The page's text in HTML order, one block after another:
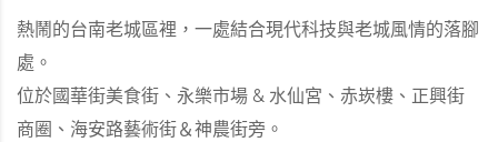
熱鬧的台南老城區裡，一處結合現代科技與老城風情的落腳
處。
位於國華街美食街、永樂市場 & 水仙宮、赤崁樓、正興街
商圈、海安路藝術街＆神農街旁。